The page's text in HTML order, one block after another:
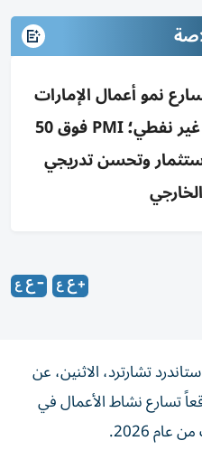
نمو أعمال الإمارات
بالربع الثالث 2026 بدعم غير نفطي؛ PMI فوق 50
وتحسن تدريجي
تشارترد، الاثنين، عن
تسارع نشاط الأعمال في
2026.